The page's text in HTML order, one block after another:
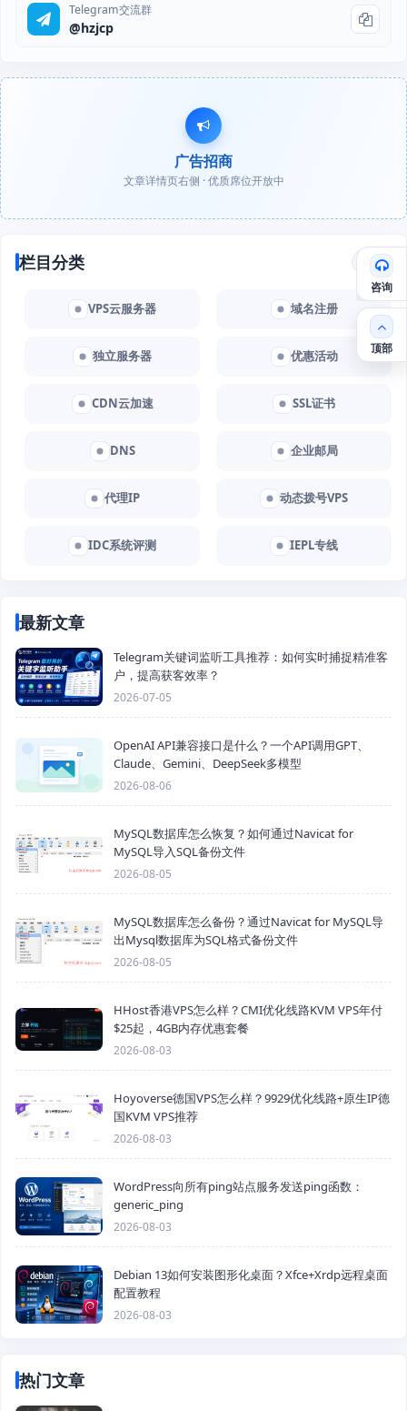
Telegram交流群
@hzjcp
广告招商
文章详情页右侧 · 优质席位开放中
栏目分类 文章
VPS云服务器 域名注册
独立服务器 优惠活动
CDN云加速 SSL证书
DNS 企业邮局
代理IP 动态拨号VPS
IDC系统评测 IEPL专线
最新文章
Telegram关键词监听工具推荐：如何实时捕捉精准客
户，提高获客效率？
2026-07-05
OpenAI API兼容接口是什么？一个API调用GPT、
Claude、Gemini、DeepSeek多模型
2026-08-06
MySQL数据库怎么恢复？如何通过Navicat for
MySQL导入SQL备份文件
2026-08-05
MySQL数据库怎么备份？通过Navicat for MySQL导
出Mysql数据库为SQL格式备份文件
2026-08-05
HHost香港VPS怎么样？CMI优化线路KVM VPS年付
$25起，4GB内存优惠套餐
2026-08-03
Hoyoverse德国VPS怎么样？9929优化线路+原生IP德
国KVM VPS推荐
2026-08-03
WordPress向所有ping站点服务发送ping函数：
generic_ping
2026-08-03
Debian 13如何安装图形化桌面？Xfce+Xrdp远程桌面
配置教程
2026-08-03
热门文章
咨询
顶部